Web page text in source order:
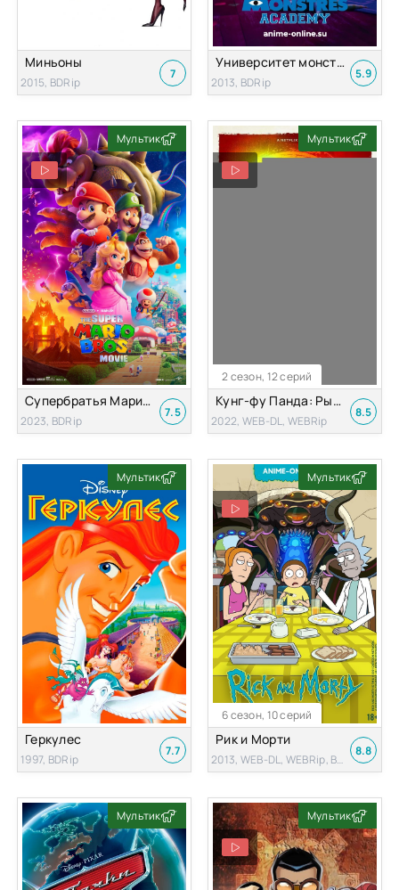
Миньоны
2015, BDRip
7
Университет монстров
2013, BDRip
5.9
Мультик
Супербратья Марио в кино
2023, BDRip
7.5
Мультик
2 сезон, 12 серий
Кунг-фу Панда: Рыцарь дракона
2022, WEB-DL, WEBRip
8.5
Мультик
Геркулес
1997, BDRip
7.7
Мультик
6 сезон, 10 серий
Рик и Морти
2013, WEB-DL, WEBRip, BDRip
8.8
Мультик Мультик